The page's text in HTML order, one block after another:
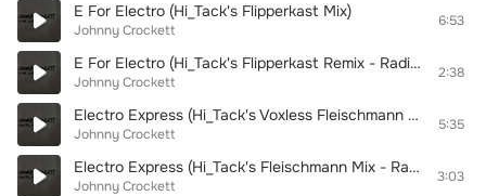
E For Electro (Hi_Tack's Flipperkast Mix)
Johnny Crockett
6:53
E For Electro (Hi_Tack's Flipperkast Remix - Radio Edit)
Johnny Crockett
2:38
Electro Express (Hi_Tack's Voxless Fleischmann Mix)
Johnny Crockett
5:35
Electro Express (Hi_Tack's Fleischmann Mix - Radio Edit)
Johnny Crockett
3:03